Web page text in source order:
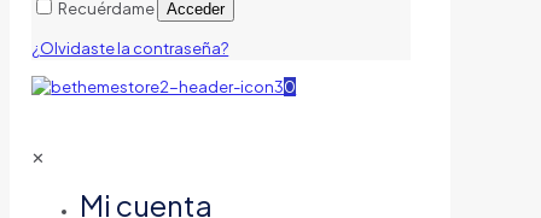
Recuérdame Acceder
¿Olvidaste la contraseña?
0
✕
Mi cuenta